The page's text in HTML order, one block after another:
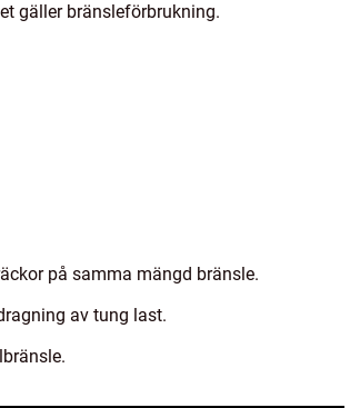
gäller bränsleförbrukning.
på samma mängd bränsle.
av tung last.